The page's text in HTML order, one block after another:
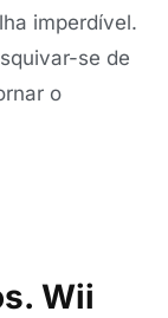
imperdível.
se de
o
Wii